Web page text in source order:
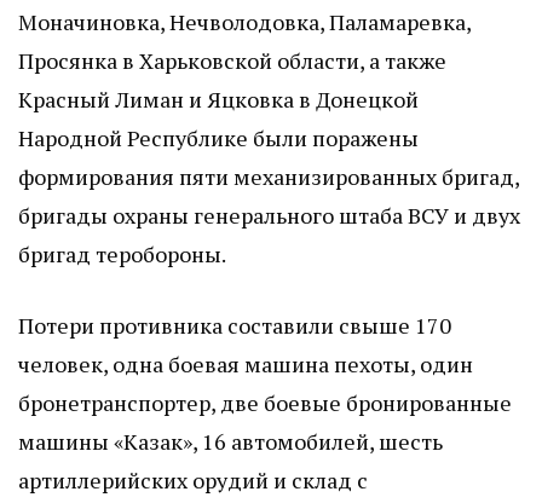
Моначиновка, Нечволодовка, Паламаревка,
Просянка в Харьковской области, а также
Красный Лиман и Яцковка в Донецкой
Народной Республике были поражены
формирования пяти механизированных бригад,
бригады охраны генерального штаба ВСУ и двух
бригад теробороны.
Потери противника составили свыше 170
человек, одна боевая машина пехоты, один
бронетранспортер, две боевые бронированные
машины «Казак», 16 автомобилей, шесть
артиллерийских орудий и склад с